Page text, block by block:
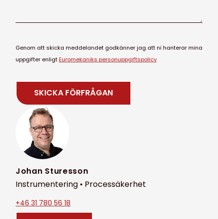
Genom att skicka meddelandet godkänner jag att ni hanterar mina
uppgifter enligtEuromekaniks personuppgiftspolicy
Johan Sturesson
Instrumentering • Processäkerhet
+46 31 780 56 18